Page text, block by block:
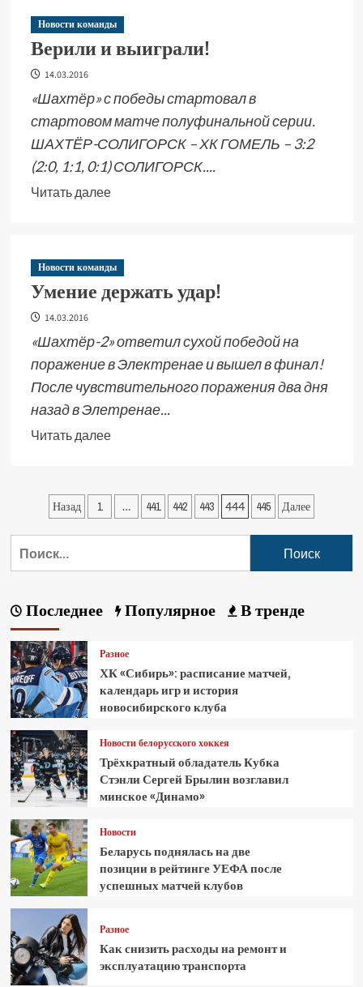
Новости команды
Верили и выиграли!
14.03.2016
«Шахтёр» с победы стартовал в
стартовом матче полуфинальной серии.
ШАХТЁР-СОЛИГОРСК – ХК ГОМЕЛЬ – 3:2
(2:0, 1:1, 0:1) СОЛИГОРСК....
Читать далее
Новости команды
Умение держать удар!
14.03.2016
«Шахтёр-2» ответил сухой победой на
поражение в Электренае и вышел в финал!
После чувствительного поражения два дня
назад в Элетренае...
Читать далее
Назад 1 … 441 442 443 444 445 Далее
Последнее Популярное В тренде
Разное
ХК «Сибирь»: расписание матчей,
календарь игр и история
новосибирского клуба
Новости белорусского хоккея
Трёхкратный обладатель Кубка
Стэнли Сергей Брылин возглавил
минское «Динамо»
Новости
Беларусь поднялась на две
позиции в рейтинге УЕФА после
успешных матчей клубов
Разное
Как снизить расходы на ремонт и
эксплуатацию транспорта